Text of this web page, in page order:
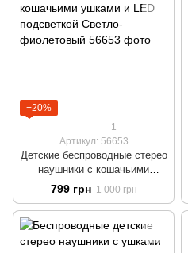
−20%
1
Артикул: 56653
Детские беспроводные стерео
наушники с кошачьими
ушками и LED подсветкой
Светло-фиолетовый
799 грн 1 000 грн